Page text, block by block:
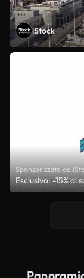
iStock
Sponsorizzato da
Esclusivo: -15% di